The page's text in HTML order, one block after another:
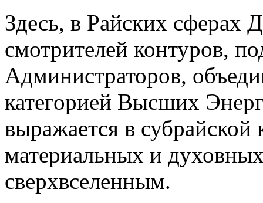
Здесь, в Райских сферах
смотрителей контуров,
Администраторов,
категорией Высших
выражается в субрайской
материальных и
сверхвселенным.